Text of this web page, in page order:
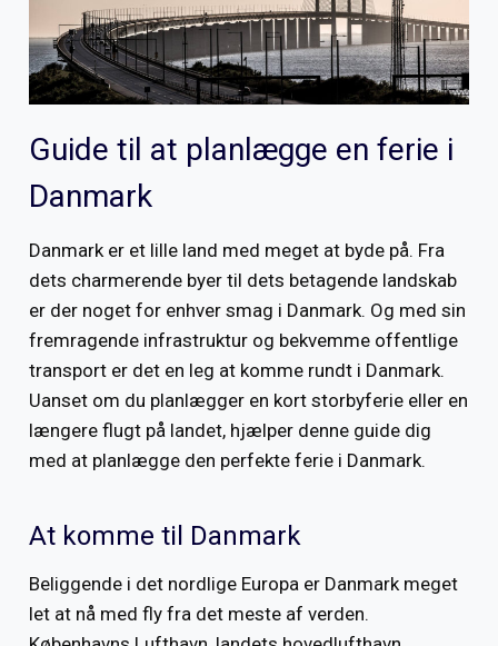
Guide til at planlægge en ferie i
Danmark
Danmark er et lille land med meget at byde på. Fra
dets charmerende byer til dets betagende landskab
er der noget for enhver smag i Danmark. Og med sin
fremragende infrastruktur og bekvemme offentlige
transport er det en leg at komme rundt i Danmark.
Uanset om du planlægger en kort storbyferie eller en
længere flugt på landet, hjælper denne guide dig
med at planlægge den perfekte ferie i Danmark.
At komme til Danmark
Beliggende i det nordlige Europa er Danmark meget
let at nå med fly fra det meste af verden.